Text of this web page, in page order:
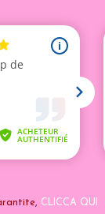
CLICCA QUI